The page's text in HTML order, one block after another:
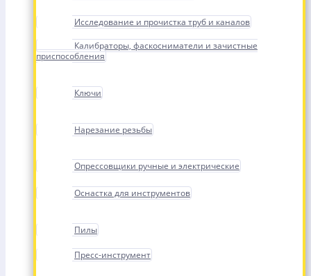
Исследование и прочистка труб и каналов
Калибраторы, фаскосниматели и зачистные
приспособления
Ключи
Нарезание резьбы
Опрессовщики ручные и электрические
Оснастка для инструментов
Пилы
Пресс-инструмент